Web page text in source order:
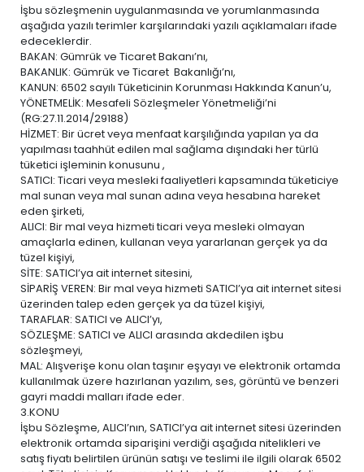
İşbu sözleşmenin uygulanmasında ve yorumlanmasında
aşağıda yazılı terimler karşılarındaki yazılı açıklamaları ifade
edeceklerdir.
BAKAN: Gümrük ve Ticaret Bakanı’nı,
BAKANLIK: Gümrük ve Ticaret Bakanlığı’nı,
KANUN: 6502 sayılı Tüketicinin Korunması Hakkında Kanun’u,
YÖNETMELİK: Mesafeli Sözleşmeler Yönetmeliği’ni
(RG:27.11.2014/29188)
HİZMET: Bir ücret veya menfaat karşılığında yapılan ya da
yapılması taahhüt edilen mal sağlama dışındaki her türlü
tüketici işleminin konusunu ,
SATICI: Ticari veya mesleki faaliyetleri kapsamında tüketiciye
mal sunan veya mal sunan adına veya hesabına hareket
eden şirketi,
ALICI: Bir mal veya hizmeti ticari veya mesleki olmayan
amaçlarla edinen, kullanan veya yararlanan gerçek ya da
tüzel kişiyi,
SİTE: SATICI’ya ait internet sitesini,
SİPARİŞ VEREN: Bir mal veya hizmeti SATICI’ya ait internet sitesi
üzerinden talep eden gerçek ya da tüzel kişiyi,
TARAFLAR: SATICI ve ALICI’yı,
SÖZLEŞME: SATICI ve ALICI arasında akdedilen işbu
sözleşmeyi,
MAL: Alışverişe konu olan taşınır eşyayı ve elektronik ortamda
kullanılmak üzere hazırlanan yazılım, ses, görüntü ve benzeri
gayri maddi malları ifade eder.
3.KONU
İşbu Sözleşme, ALICI’nın, SATICI’ya ait internet sitesi üzerinden
elektronik ortamda siparişini verdiği aşağıda nitelikleri ve
satış fiyatı belirtilen ürünün satışı ve teslimi ile ilgili olarak 6502